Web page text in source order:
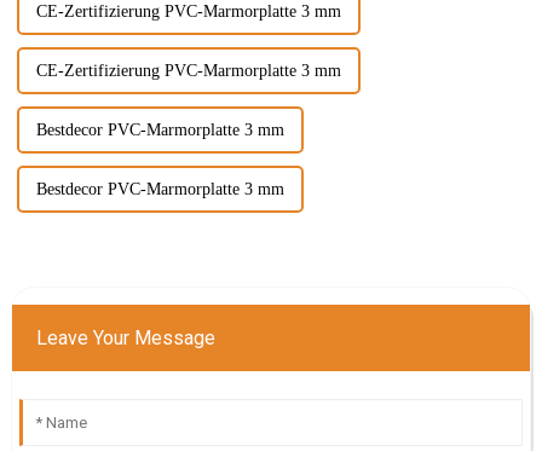
CE-Zertifizierung PVC-Marmorplatte 3 mm
CE-Zertifizierung PVC-Marmorplatte 3 mm
Bestdecor PVC-Marmorplatte 3 mm
Bestdecor PVC-Marmorplatte 3 mm
Leave Your Message